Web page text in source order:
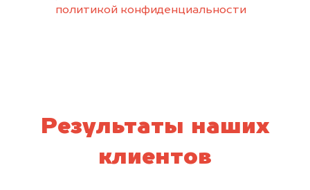
политикой конфиденциальности
Результаты наших
клиентов